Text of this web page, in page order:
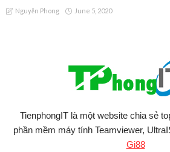
Nguyễn Phong June 5, 2020
TienphongIT là một website chia sẻ
phần mềm máy tính Teamviewer,
Gi88